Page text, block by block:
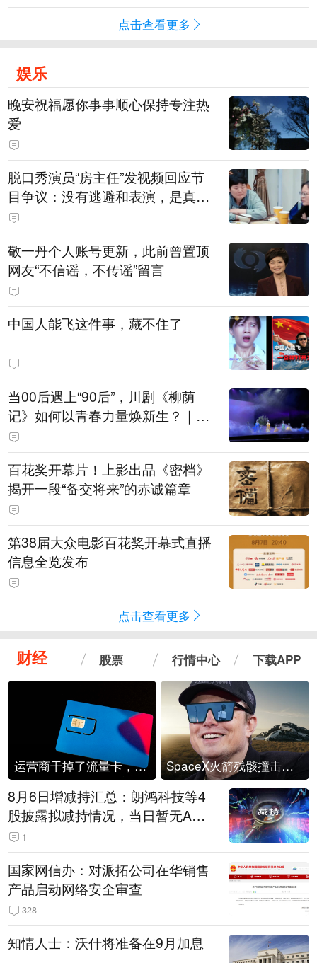
点击查看更多
娱乐
晚安祝福愿你事事顺心保持专注热
爱
脱口秀演员“房主任”发视频回应节
目争议：没有逃避和表演，是真心
在节目中求解决方法，请求大家别
骂自己女儿
敬一丹个人账号更新，此前曾置顶
网友“不信谣，不传谣”留言
中国人能飞这件事，藏不住了
当00后遇上“90后”，川剧《柳荫
记》如何以青春力量焕新生？｜文
化观察
百花奖开幕片！上影出品《密档》
揭开一段“备交将来”的赤诚篇章
第38届大众电影百花奖开幕式直播
信息全览发布
点击查看更多
财经 股票 行情中心 下载APP
运营商干掉了流量卡，他们真的玩不起了 SpaceX火箭残骸撞击月球
8月6日增减持汇总：朗鸿科技等4
股披露拟减持情况，当日暂无A股
公司披露拟增持情况（表）
1
国家网信办：对派拓公司在华销售
产品启动网络安全审查
328
知情人士：沃什将准备在9月加息